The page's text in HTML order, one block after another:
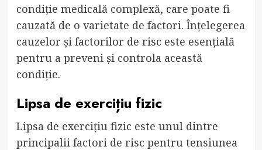
condiție medicală complexă, care poate fi
cauzată de o varietate de factori. Înțelegerea
cauzelor și factorilor de risc este esențială
pentru a preveni și controla această
condiție.
Lipsa de exercițiu fizic
Lipsa de exercițiu fizic este unul dintre
principalii factori de risc pentru tensiunea